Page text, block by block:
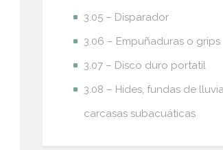
3.05 – Disparador
3.06 – Empuñaduras o grips
3.07 – Disco duro portatil
3.08 – Hides, fundas de
carcasas subacuáticas